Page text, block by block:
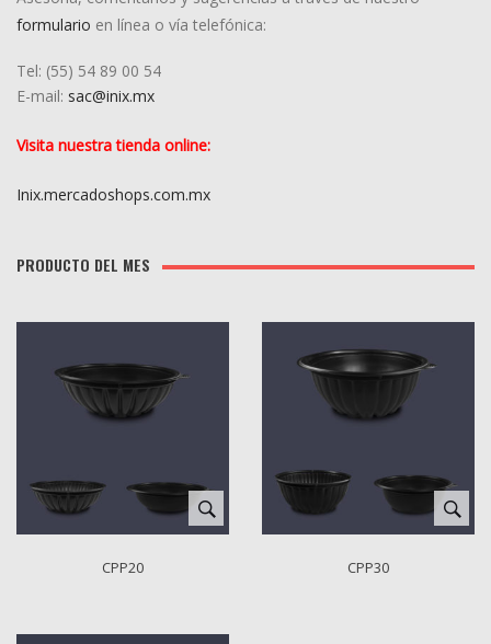
formulario en línea o vía telefónica:
Tel: (55) 54 89 00 54
E-mail: sac@inix.mx
Visita nuestra tienda online:
Inix.mercadoshops.com.mx
PRODUCTO DEL MES
CPP20 CPP30